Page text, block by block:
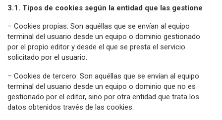
3.1. Tipos de cookies según la entidad que las gestione
– Cookies propias: Son aquéllas que se envían al equipo
terminal del usuario desde un equipo o dominio gestionado
por el propio editor y desde el que se presta el servicio
solicitado por el usuario.
– Cookies de tercero: Son aquéllas que se envían al equipo
terminal del usuario desde un equipo o dominio que no es
gestionado por el editor, sino por otra entidad que trata los
datos obtenidos través de las cookies.